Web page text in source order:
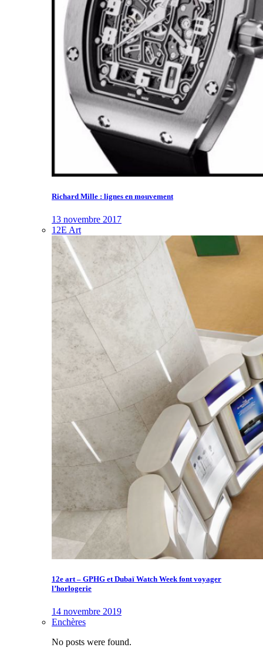
Richard Mille : lignes en mouvement
13 novembre 2017
12E Art
12e art – GPHG et Dubaï Watch Week font voyager
l’horlogerie
14 novembre 2019
Enchères
No posts were found.